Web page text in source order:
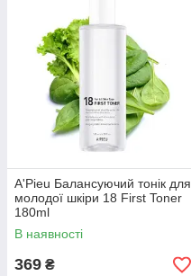
A'Pieu Балансуючий тонік для
молодої шкіри 18 First Toner
180ml
В наявності
369 ₴